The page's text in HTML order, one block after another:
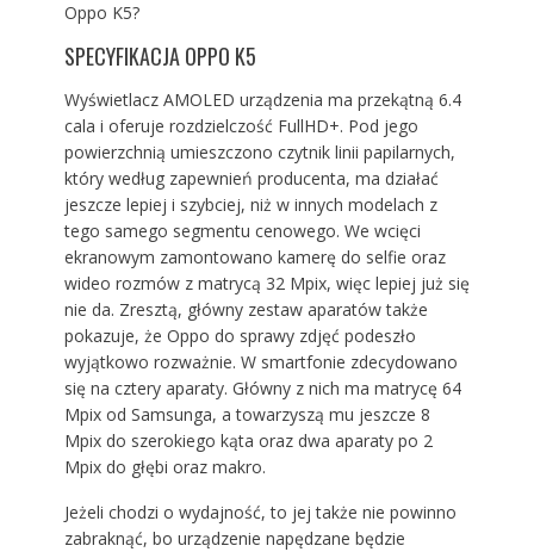
Oppo K5?
SPECYFIKACJA OPPO K5
Wyświetlacz AMOLED urządzenia ma przekątną 6.4
cala i oferuje rozdzielczość FullHD+. Pod jego
powierzchnią umieszczono czytnik linii papilarnych,
który według zapewnień producenta, ma działać
jeszcze lepiej i szybciej, niż w innych modelach z
tego samego segmentu cenowego. We wcięci
ekranowym zamontowano kamerę do selfie oraz
wideo rozmów z matrycą 32 Mpix, więc lepiej już się
nie da. Zresztą, główny zestaw aparatów także
pokazuje, że Oppo do sprawy zdjęć podeszło
wyjątkowo rozważnie. W smartfonie zdecydowano
się na cztery aparaty. Główny z nich ma matrycę 64
Mpix od Samsunga, a towarzyszą mu jeszcze 8
Mpix do szerokiego kąta oraz dwa aparaty po 2
Mpix do głębi oraz makro.
Jeżeli chodzi o wydajność, to jej także nie powinno
zabraknąć, bo urządzenie napędzane będzie